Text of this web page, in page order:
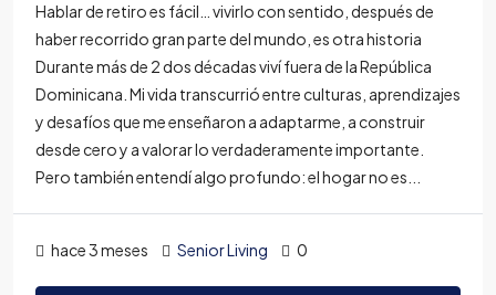
Hablar de retiro es fácil… vivirlo con sentido, después de
haber recorrido gran parte del mundo, es otra historia
Durante más de 2 dos décadas viví fuera de la República
Dominicana. Mi vida transcurrió entre culturas, aprendizajes
y desafíos que me enseñaron a adaptarme, a construir
desde cero y a valorar lo verdaderamente importante.
Pero también entendí algo profundo: el hogar no es...
hace 3 meses Senior Living 0